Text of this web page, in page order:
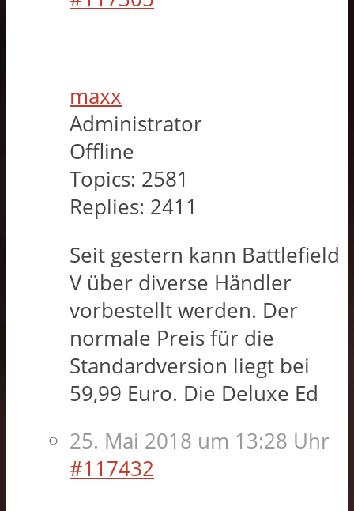
maxx
Administrator
Offline
Topics: 2581
Replies: 2411
Seit gestern kann Battlefield
V über diverse Händler
vorbestellt werden. Der
normale Preis für die
Standardversion liegt bei
59,99 Euro. Die Deluxe Ed
25. Mai 2018 um 13:28 Uhr
#117432